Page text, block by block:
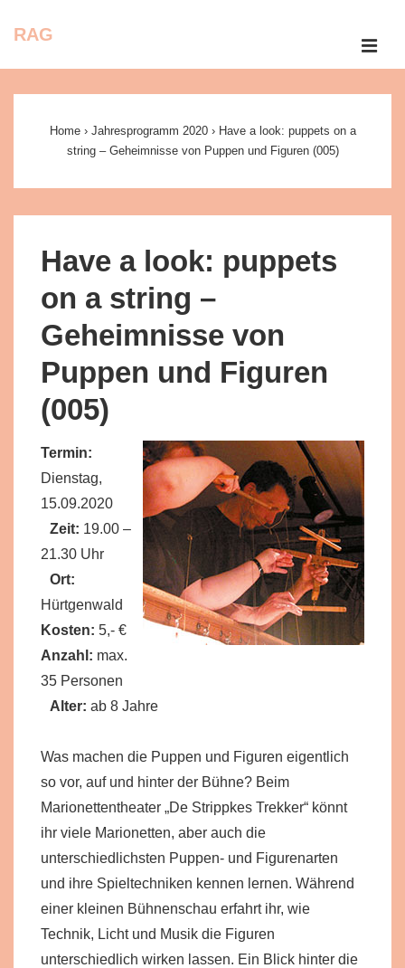
ZumRAG
Home › Jahresprogramm 2020 › Have a look: puppets on a
string – Geheimnisse von Puppen und Figuren (005)
Have a look: puppets
on a string –
Geheimnisse von
Puppen und Figuren
(005)
Termin:
Dienstag,
15.09.2020
Zeit: 19.00 –
21.30 Uhr
Ort:
Hürtgenwald
Kosten: 5,- €
Anzahl: max.
35 Personen
Alter: ab 8 Jahre
Was machen die Puppen und Figuren eigentlich
so vor, auf und hinter der Bühne? Beim
Marionettentheater „De Strippkes Trekker“ könnt
ihr viele Marionetten, aber auch die
unterschiedlichsten Puppen- und Figurenarten
und ihre Spieltechniken kennen lernen. Während
einer kleinen Bühnenschau erfahrt ihr, wie
Technik, Licht und Musik die Figuren
unterschiedlich wirken lassen. Ein Blick hinter die